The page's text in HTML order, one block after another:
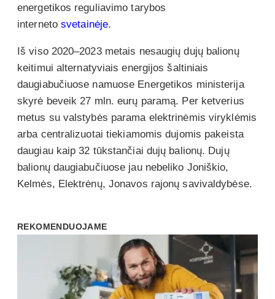
energetikos reguliavimo tarybos
interneto svetainėje.
Iš viso 2020–2023 metais nesaugių dujų balionų
keitimui alternatyviais energijos šaltiniais
daugiabučiuose namuose Energetikos ministerija
skyrė beveik 27 mln. eurų paramą. Per ketverius
metus su valstybės parama elektrinėmis viryklėmis
arba centralizuotai tiekiamomis dujomis pakeista
daugiau kaip 32 tūkstančiai dujų balionų. Dujų
balionų daugiabučiuose jau nebeliko Joniškio,
Kelmės, Elektrėnų, Jonavos rajonų savivaldybėse.
REKOMENDUOJAME